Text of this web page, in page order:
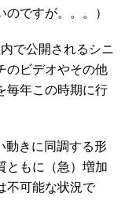
ですが。。。）
で公開されるシニ
のビデオやその他
毎年この時期に行
動きに同調する形
ともに（急）増加
不可能な状況で